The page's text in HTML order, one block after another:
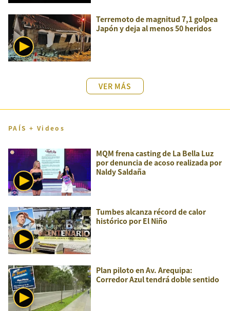
Terremoto de magnitud 7,1 golpea
Japón y deja al menos 50 heridos
VER MÁS
PAÍS + Videos
MQM frena casting de La Bella Luz
por denuncia de acoso realizada por
Naldy Saldaña
Tumbes alcanza récord de calor
histórico por El Niño
Plan piloto en Av. Arequipa:
Corredor Azul tendrá doble sentido